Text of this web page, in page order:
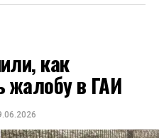
как
жалобу в ГАИ